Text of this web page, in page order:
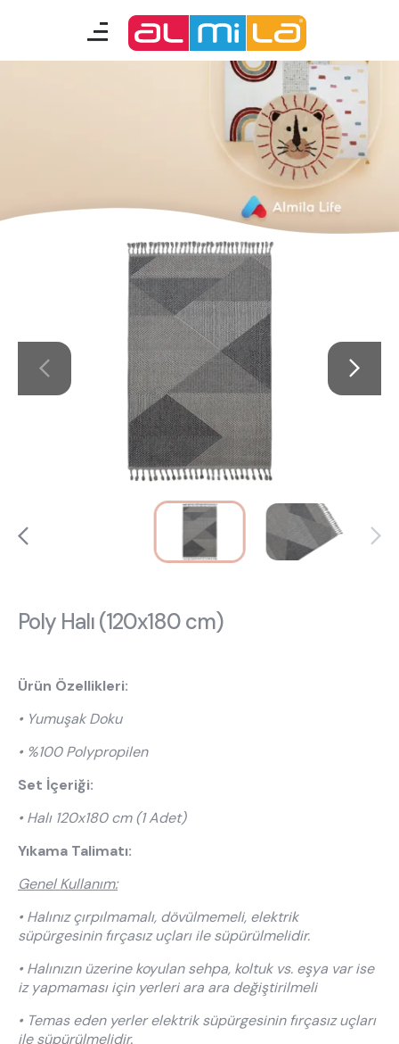
genç odası
akıllı mobilyalar
Almila Kariyer
Almila Life Concept
Bilgi Toplumu Hizmetleri
Bize Ulaşın
En Yakın Almila
Kataloglar
Kurulum & Teslimat
İnsan Kaynakları
Öneriler
444 8 543
Poly Halı (120x180 cm)
Ürün Özellikleri:
• Yumuşak Doku
• %100 Polypropilen
Set İçeriği:
• Halı 120x180 cm (1 Adet)
Yıkama Talimatı:
Genel Kullanım:
• Halınız çırpılmamalı, dövülmemeli, elektrik
süpürgesinin fırçasız uçları ile süpürülmelidir.
• Halınızın üzerine koyulan sehpa, koltuk vs. eşya var ise
iz yapmaması için yerleri ara ara değiştirilmeli
• Temas eden yerler elektrik süpürgesinin fırçasız uçları
ile süpürülmelidir.